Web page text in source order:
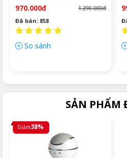
970.000đ
1.290.000đ
Đã bán: 858
So sánh
SẢN PHẨM
Giảm38%